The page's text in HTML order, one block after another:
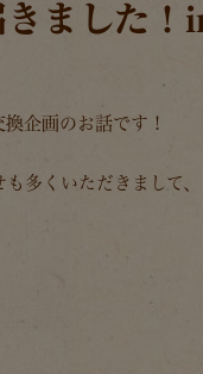
ました！
企画のお話です！
多くいただきまして、